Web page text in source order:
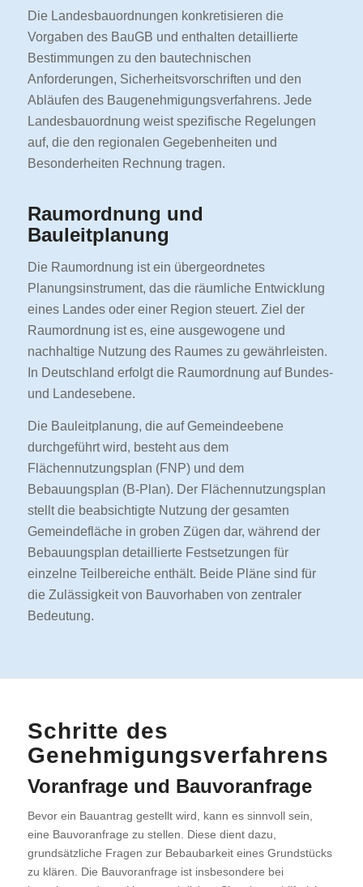
Die Landesbauordnungen konkretisieren die
Vorgaben des BauGB und enthalten detaillierte
Bestimmungen zu den bautechnischen
Anforderungen, Sicherheitsvorschriften und den
Abläufen des Baugenehmigungsverfahrens. Jede
Landesbauordnung weist spezifische Regelungen
auf, die den regionalen Gegebenheiten und
Besonderheiten Rechnung tragen.
Raumordnung und
Bauleitplanung
Die Raumordnung ist ein übergeordnetes
Planungsinstrument, das die räumliche Entwicklung
eines Landes oder einer Region steuert. Ziel der
Raumordnung ist es, eine ausgewogene und
nachhaltige Nutzung des Raumes zu gewährleisten.
In Deutschland erfolgt die Raumordnung auf Bundes-
und Landesebene.
Die Bauleitplanung, die auf Gemeindeebene
durchgeführt wird, besteht aus dem
Flächennutzungsplan (FNP) und dem
Bebauungsplan (B-Plan). Der Flächennutzungsplan
stellt die beabsichtigte Nutzung der gesamten
Gemeindefläche in groben Zügen dar, während der
Bebauungsplan detaillierte Festsetzungen für
einzelne Teilbereiche enthält. Beide Pläne sind für
die Zulässigkeit von Bauvorhaben von zentraler
Bedeutung.
Schritte des
Genehmigungsverfahrens
Voranfrage und Bauvoranfrage
Bevor ein Bauantrag gestellt wird, kann es sinnvoll sein,
eine Bauvoranfrage zu stellen. Diese dient dazu,
grundsätzliche Fragen zur Bebaubarkeit eines Grundstücks
zu klären. Die Bauvoranfrage ist insbesondere bei